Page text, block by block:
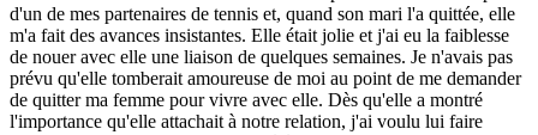
d'un de mes partenaires de tennis et, quand son mari l'a quittée, elle
m'a fait des avances insistantes. Elle était jolie et j'ai eu la faiblesse
de nouer avec elle une liaison de quelques semaines. Je n'avais pas
prévu qu'elle tomberait amoureuse de moi au point de me demander
de quitter ma femme pour vivre avec elle. Dès qu'elle a montré
l'importance qu'elle attachait à notre relation, j'ai voulu lui faire